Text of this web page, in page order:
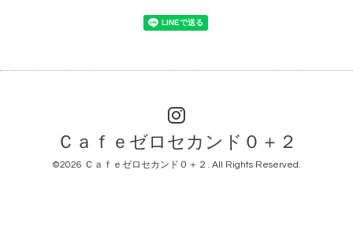
Ｃａｆｅゼロセカンド０＋２
©2026 Ｃａｆｅゼロセカンド０＋２ . All Rights Reserved.